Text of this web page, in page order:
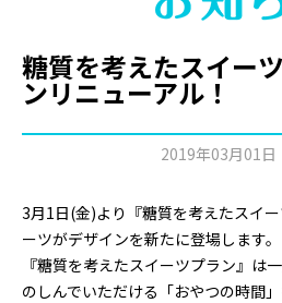
糖質を考えたスイー
ンリニューアル！
2019年03月01日
3月1日(金)より『糖質を考えたスイ
ーツがデザインを新たに登場します。
『糖質を考えたスイーツプラン』は
のしんでいただける「おやつの時間